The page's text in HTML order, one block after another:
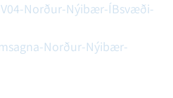
V04-Norður-Nýibær-ÍBsvæði-
Norður-Nýibær-